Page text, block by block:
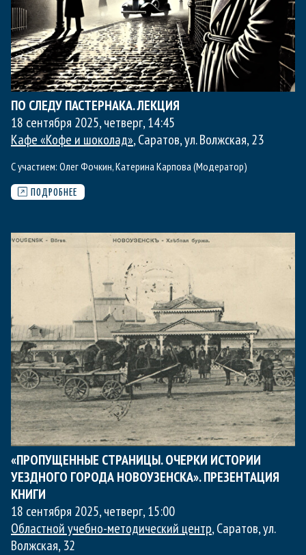
ПО СЛЕДУ ПАСТЕРНАКА. ЛЕКЦИЯ
18 сентября 2025, четверг,14:45
Кафе «Кофе и шоколад», Саратов, ул. Волжская, 23
С участием: Олег Фочкин,Катерина Карпова (Модератор)
ПОДРОБНЕЕ
«ПРОПУЩЕННЫЕ СТРАНИЦЫ. ОЧЕРКИ ИСТОРИИ
УЕЗДНОГО ГОРОДА НОВОУЗЕНСКА». ПРЕЗЕНТАЦИЯ
КНИГИ
18 сентября 2025, четверг,15:00
Областной учебно-методический центр, Саратов, ул.
Волжская, 32